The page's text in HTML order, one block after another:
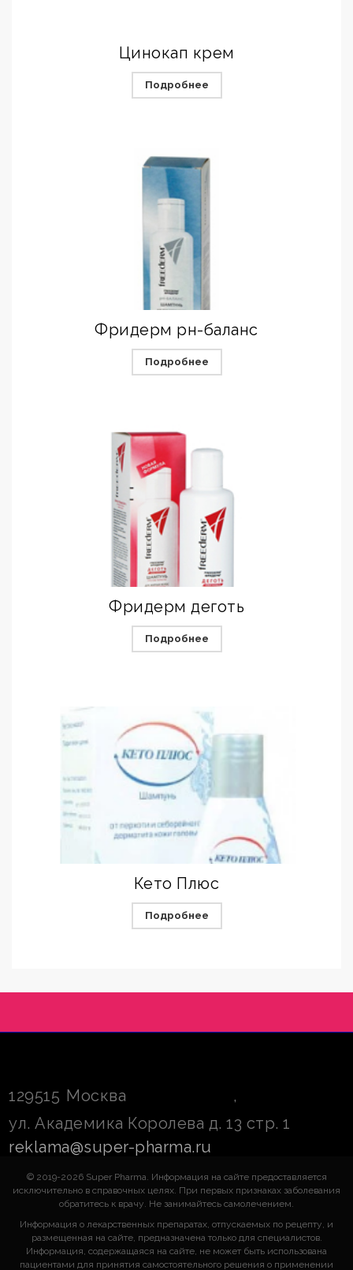
Цинокап крем
Подробнее
Фридерм pн-баланс
Подробнее
Фридерм деготь
Подробнее
Кето Плюс
Подробнее
129515 Москва
,
ул. Академика Королева д. 13 стр. 1
reklama@super-pharma.ru
© 2019-2026 Super Pharma. Информация на сайте предоставляется
исключительно в справочных целях. При первых признаках заболевания
обратитесь к врачу. Не занимайтесь самолечением.
Информация о лекарственных препаратах, отпускаемых по рецепту, и
размещенная на сайте, предназначена только для специалистов.
Информация, содержащаяся на сайте, не может быть использована
пациентами для принятия самостоятельного решения о применении